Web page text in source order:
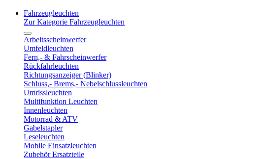
Fahrzeugleuchten
Zur Kategorie Fahrzeugleuchten
Arbeitsscheinwerfer
Umfeldleuchten
Fern,- & Fahrscheinwerfer
Rückfahrleuchten
Richtungsanzeiger (Blinker)
Schluss,- Brems,- Nebelschlussleuchten
Umrissleuchten
Multifunktion Leuchten
Innenleuchten
Motorrad & ATV
Gabelstapler
Leseleuchten
Mobile Einsatzleuchten
Zubehör Ersatzteile